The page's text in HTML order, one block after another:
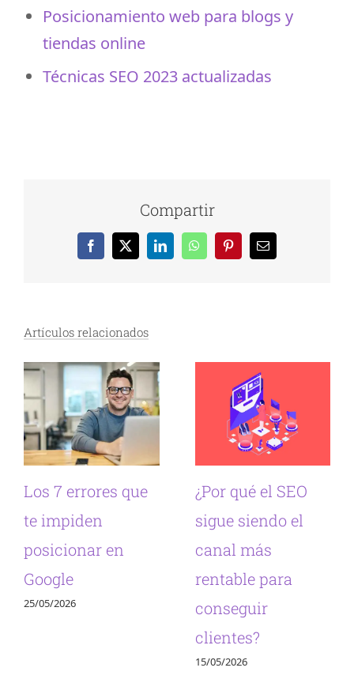
Posicionamiento web para blogs y
tiendas online
Técnicas SEO 2023 actualizadas
Compartir
Facebook
X LinkedInWhatsAppPinterestCorreo
electrónico
Artículos relacionados
Los 7 errores que
te impiden
posicionar en
Google
25/05/2026
¿Por qué el SEO
sigue siendo el
canal más
rentable para
conseguir
clientes?
15/05/2026